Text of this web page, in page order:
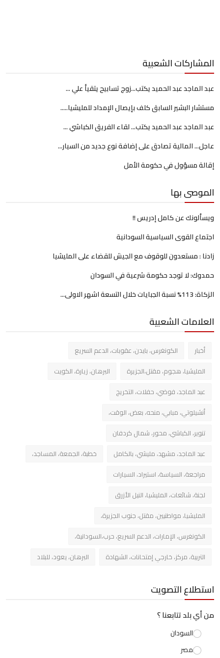
المشاركات الشعبية
عبد الماجد عبد الحميد يكتب...زوج تسابيح يتقيأ علي ...
مستشار البشير السابق كلف بإيصال الإمداد للمليشيا.....
عبد الماجد عبد الحميد يكتب... لقاء الفريق الكباشي ...
عاجل... المالية تصادق على إضافة نوع جديد من السيار...
إقالة مسؤول في حكومة الأمل
الموصى بها
ويسألونك عن كامل إدريس !!
اجتماع القوى السياسية السودانية
زادنا : مستعدون للوقوف مع الجيش للقضاء على المليشيا
حمدوك: لا توجد حكومة شرعية في السودان
الزكاة: 113% نسبة الجبايات خلال التسعة اشهر الاولى...
العلامات الشعبية
أخبار
الكونغرس، بايدن، عقوبات، الدعم السريع
المليشيا، هجوم، مقتل،الجزيرة
البرهان، زيارة، الكويت
عبد الماجد، فوضي، حفلات، التخريج
أنشيلوتي، مبابي، منحه، بعض، الوقت،
تنوير، الكباشي، محور، شمال كردفان
عبد الماجد، مشهد، مليشي، بالكامل
خطبة، الجمعة، المساجد،
مراجعة، السياسة، استيراد، السيارات
لجنة، شائعات، المليشيا، النيل الأزرق
المليشيا، مواطنيين، مقتل، جنوب الجزيرة،
الكونغرس، الإمارات، الدعم السريع، حرب،السودانية،
التربية، مركز، خارجي إمتحانات، الشهادة
البرهان، يعود، للبلاد
استطلاع التصويت
من أي بلد تتابعنا ؟
السودان
مصر